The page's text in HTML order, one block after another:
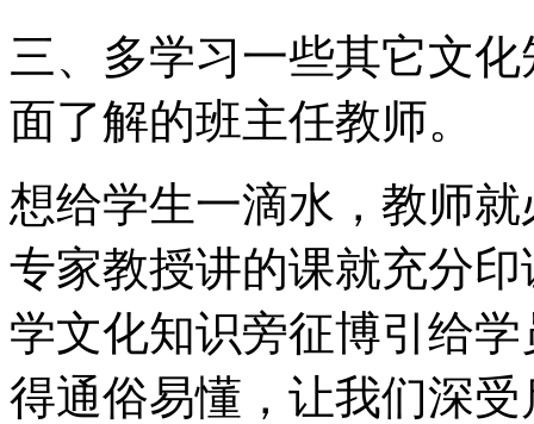
三、多学习一些其它文
面了解的班主任教师。
想给学生一滴水，教师
专家教授讲的课就充分
学文化知识旁征博引给
得通俗易懂，让我们深